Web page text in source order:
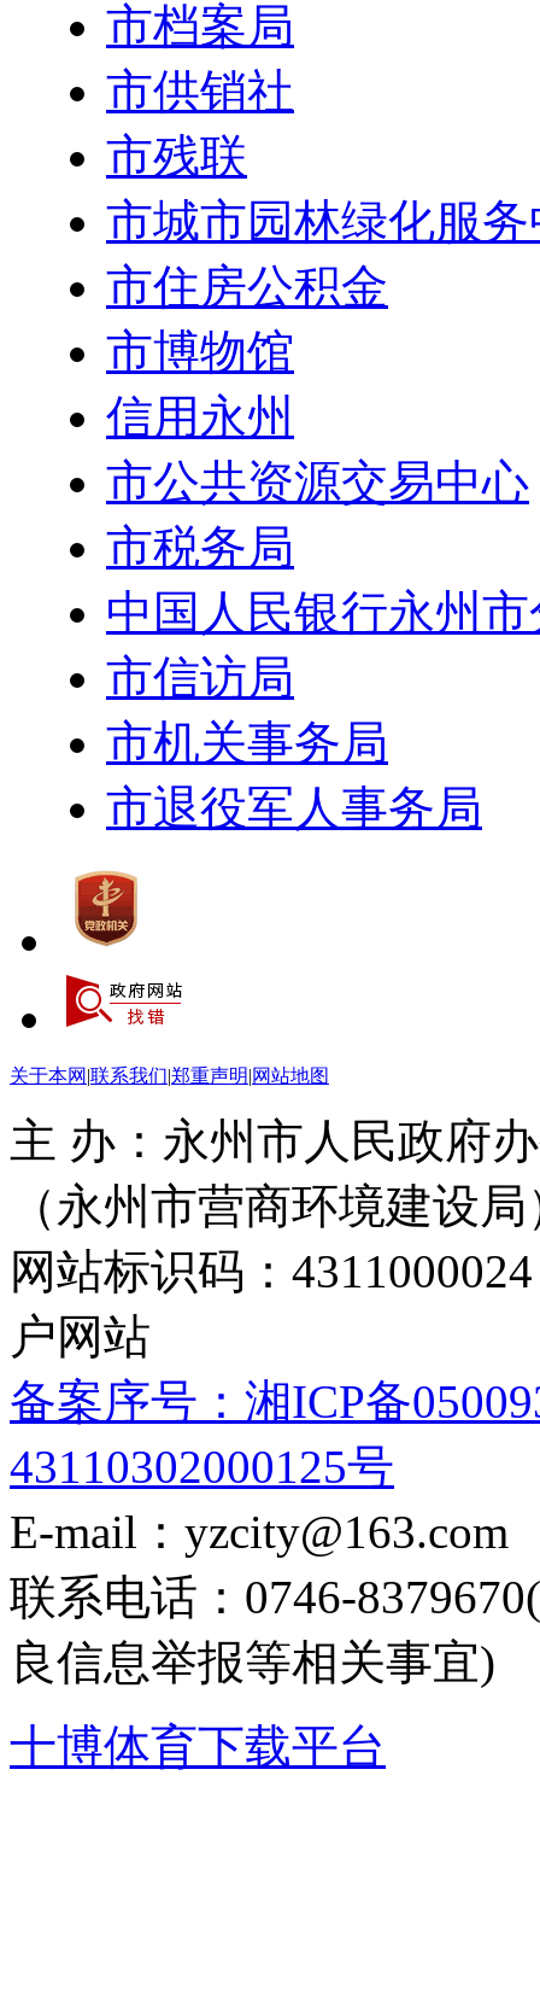
市档案局
市供销社
市残联
市城市园林绿化服
市住房公积金
市博物馆
信用永州
市公共资源交易中心
市税务局
中国人民银行永州
市信访局
市机关事务局
市退役军人事务局
关于本网 |联系我们|郑重声明|网站地图
主 办：永州市人民政府
（永州市营商环境建设局
网站标识码：
户网站
备案序号：湘ICP备
43110302000125号
E-mail：yzcity@163.com
联系电话：0746-
良信息举报等相关事宜)
十博体育下载平台